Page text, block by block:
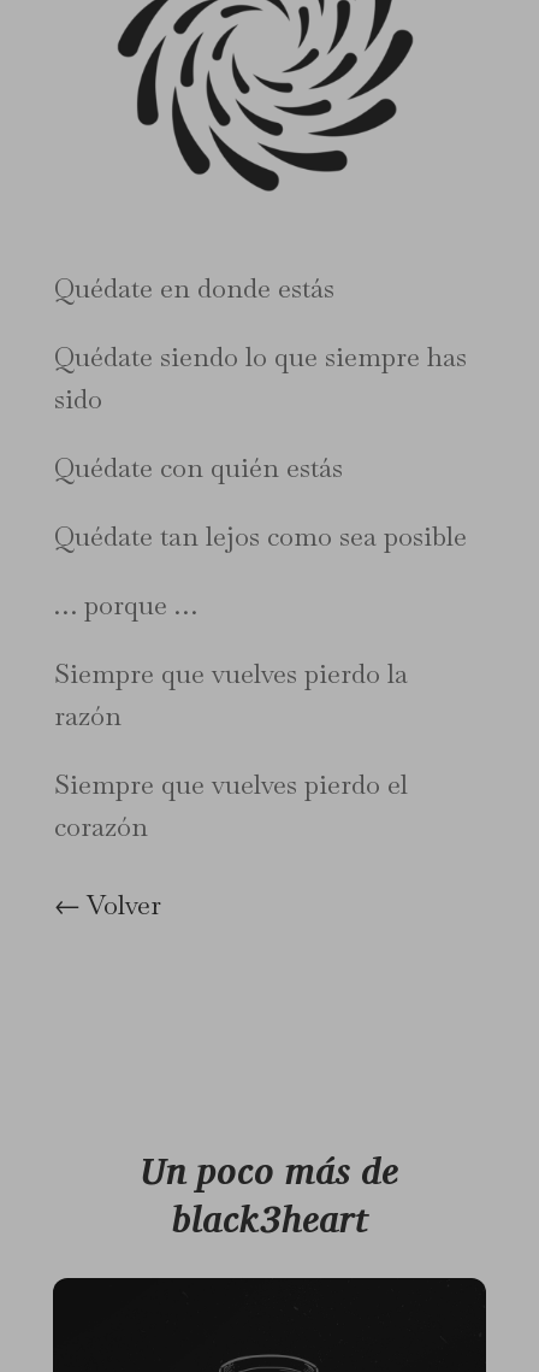
Quédate en donde estás
Quédate siendo lo que siempre has
sido
Quédate con quién estás
Quédate tan lejos como sea posible
… porque …
Siempre que vuelves pierdo la
razón
Siempre que vuelves pierdo el
corazón
← Volver
Un poco más de
black3heart